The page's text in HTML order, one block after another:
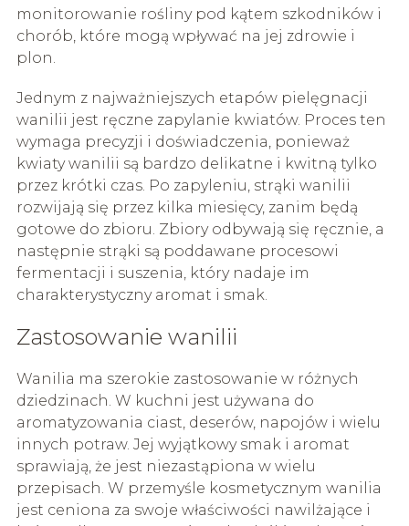
monitorowanie rośliny pod kątem szkodników i
chorób, które mogą wpływać na jej zdrowie i
plon.
Jednym z najważniejszych etapów pielęgnacji
wanilii jest ręczne zapylanie kwiatów. Proces ten
wymaga precyzji i doświadczenia, ponieważ
kwiaty wanilii są bardzo delikatne i kwitną tylko
przez krótki czas. Po zapyleniu, strąki wanilii
rozwijają się przez kilka miesięcy, zanim będą
gotowe do zbioru. Zbiory odbywają się ręcznie, a
następnie strąki są poddawane procesowi
fermentacji i suszenia, który nadaje im
charakterystyczny aromat i smak.
Zastosowanie wanilii
Wanilia ma szerokie zastosowanie w różnych
dziedzinach. W kuchni jest używana do
aromatyzowania ciast, deserów, napojów i wielu
innych potraw. Jej wyjątkowy smak i aromat
sprawiają, że jest niezastąpiona w wielu
przepisach. W przemyśle kosmetycznym wanilia
jest ceniona za swoje właściwości nawilżające i